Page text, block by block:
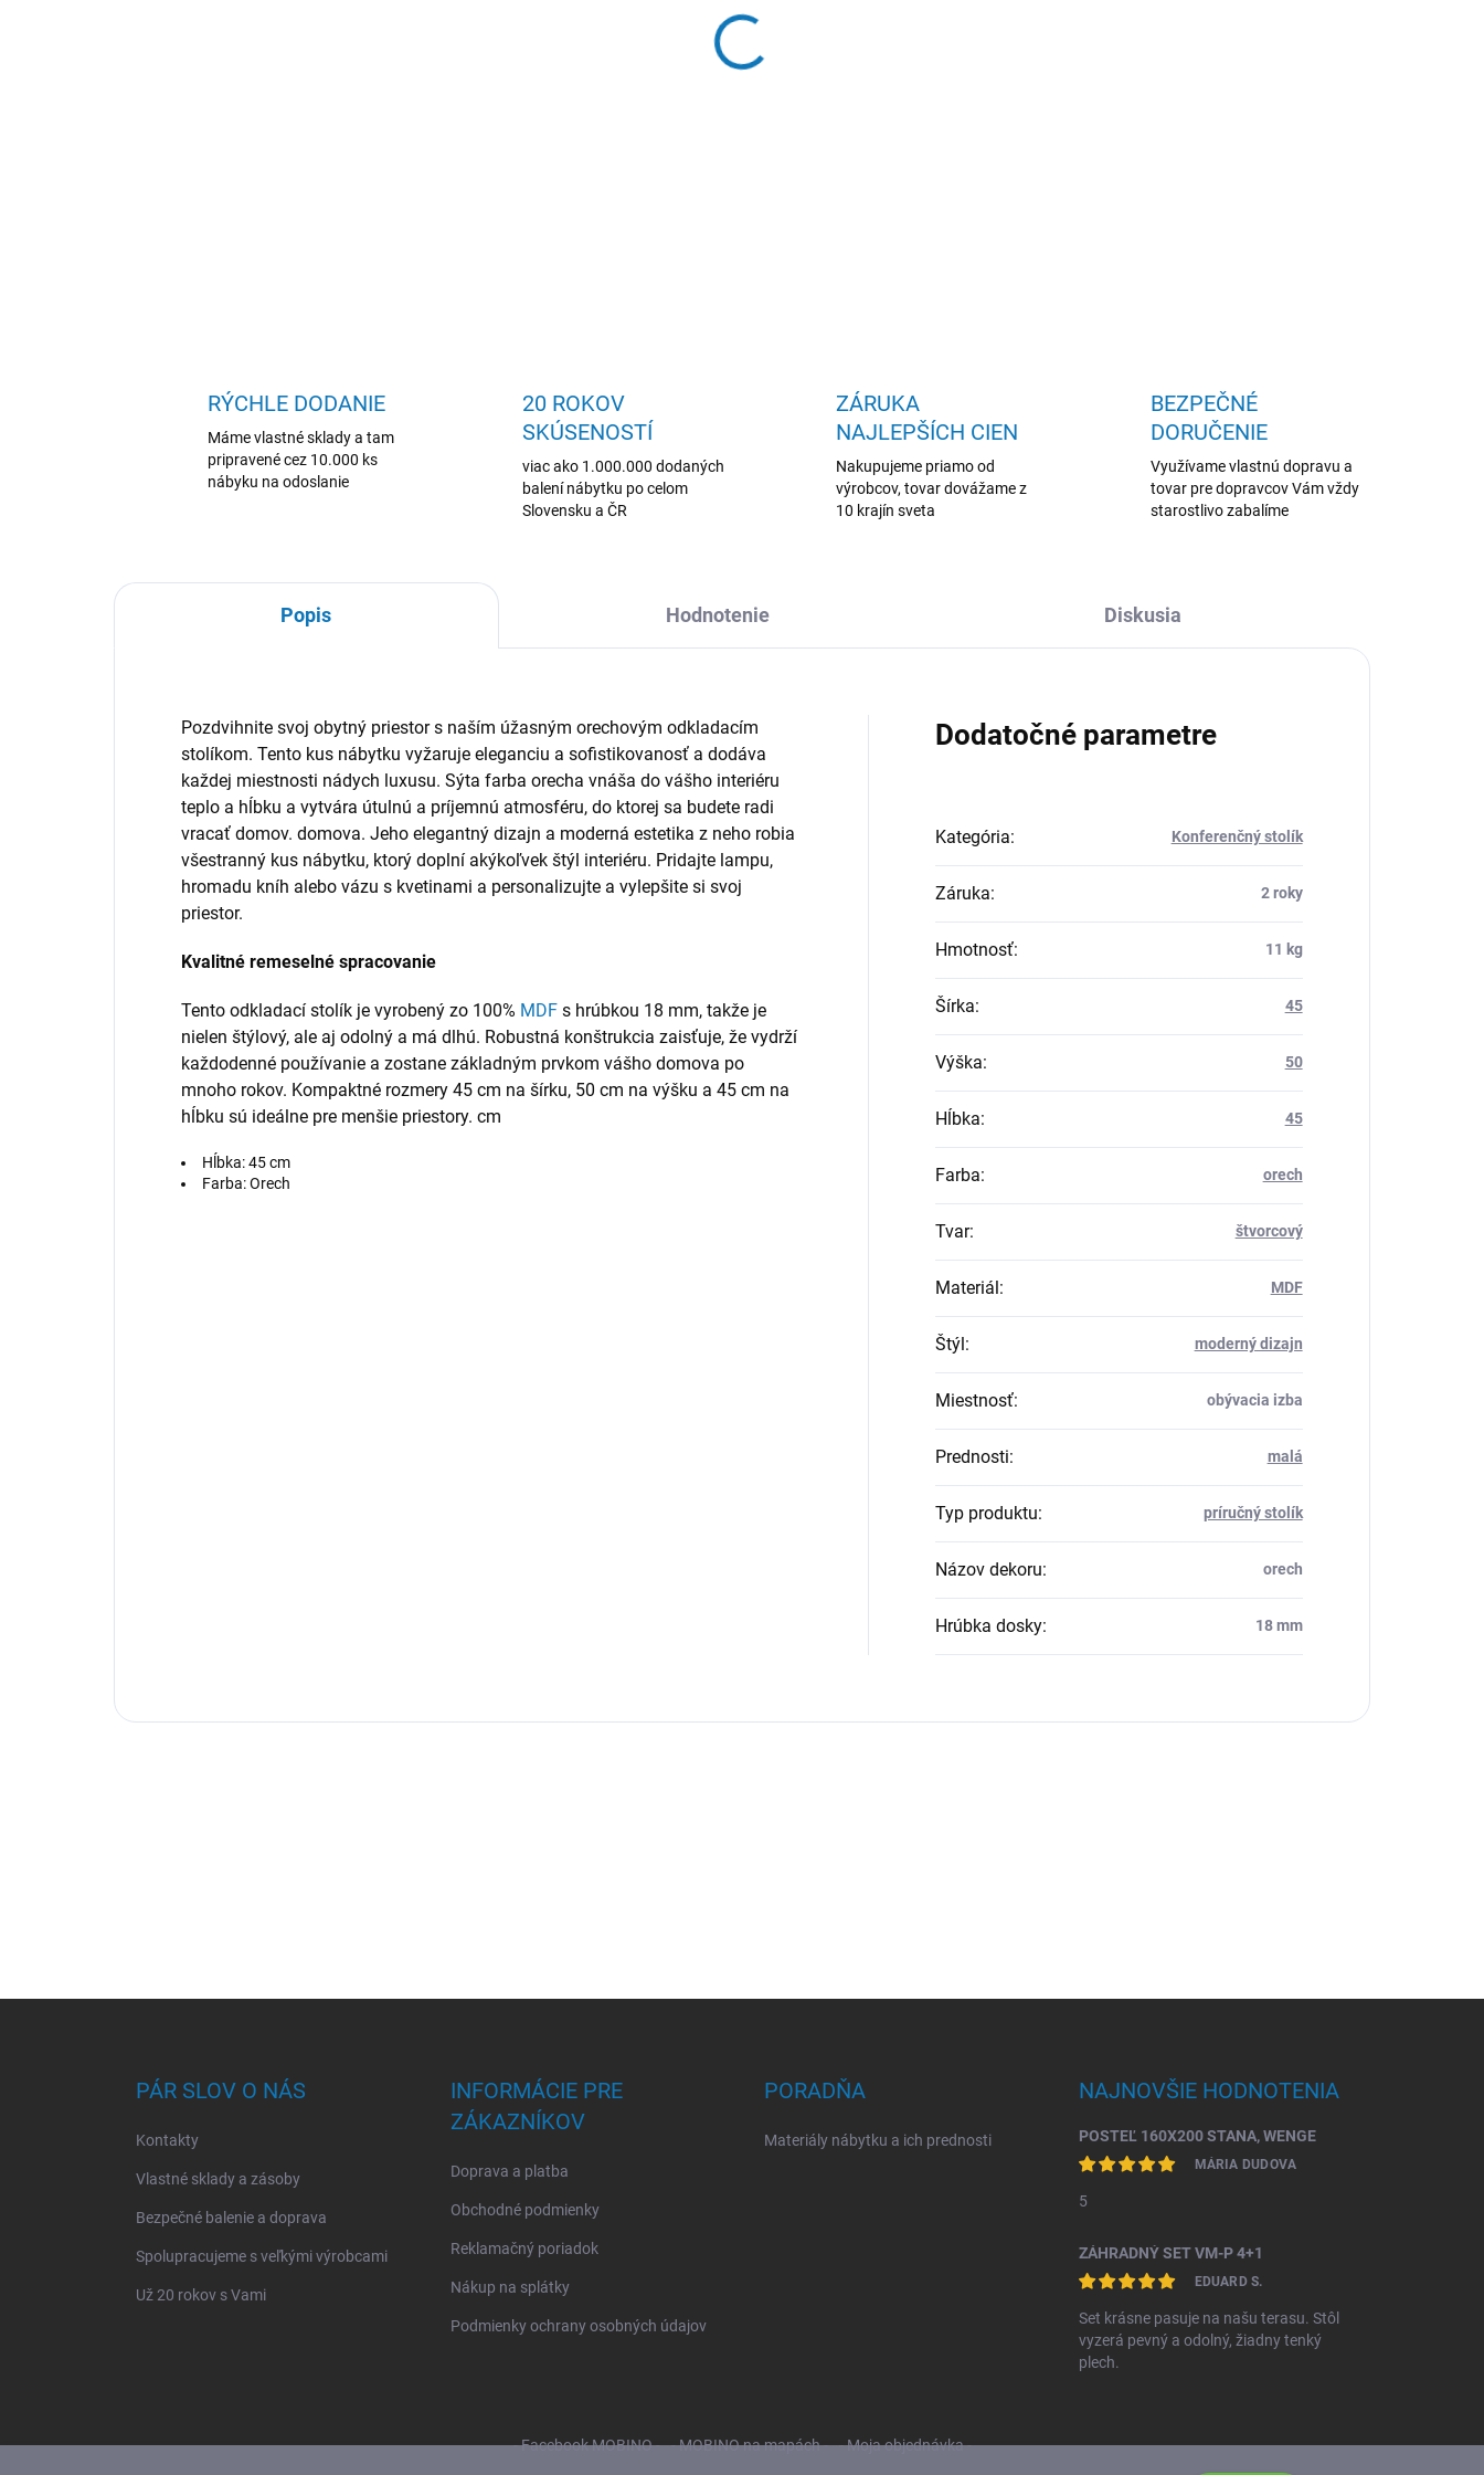
RÝCHLE DODANIE
Máme vlastné sklady a tam
pripravené cez 10.000 ks
nábyku na odoslanie
20 ROKOV
SKÚSENOSTÍ
viac ako 1.000.000 dodaných
balení nábytku po celom
Slovensku a ČR
ZÁRUKA
NAJLEPŠÍCH CIEN
Nakupujeme priamo od
výrobcov, tovar dovážame z
10 krajín sveta
BEZPEČNÉ
DORUČENIE
Využívame vlastnú dopravu a
tovar pre dopravcov Vám vždy
starostlivo zabalíme
Popis Hodnotenie Diskusia
Pozdvihnite svoj obytný priestor s naším úžasným orechovým odkladacím
stolíkom. Tento kus nábytku vyžaruje eleganciu a sofistikovanosť a dodáva
každej miestnosti nádych luxusu. Sýta farba orecha vnáša do vášho interiéru
teplo a hĺbku a vytvára útulnú a príjemnú atmosféru, do ktorej sa budete radi
vracať domov. domova. Jeho elegantný dizajn a moderná estetika z neho robia
všestranný kus nábytku, ktorý doplní akýkoľvek štýl interiéru. Pridajte lampu,
hromadu kníh alebo vázu s kvetinami a personalizujte a vylepšite si svoj
priestor.
Kvalitné remeselné spracovanie
Tento odkladací stolík je vyrobený zo 100% MDF s hrúbkou 18 mm, takže je
nielen štýlový, ale aj odolný a má dlhú. Robustná konštrukcia zaisťuje, že vydrží
každodenné používanie a zostane základným prvkom vášho domova po
mnoho rokov. Kompaktné rozmery 45 cm na šírku, 50 cm na výšku a 45 cm na
hĺbku sú ideálne pre menšie priestory. cm
Hĺbka: 45 cm
Farba: Orech
Dodatočné parametre
Kategória: Konferenčný stolík
Záruka: 2 roky
Hmotnosť: 11 kg
Šírka: 45
Výška: 50
Hĺbka: 45
Farba: orech
Tvar: štvorcový
Materiál : MDF
Štýl : moderný dizajn
Miestnosť: obývacia izba
Prednosti: malá
Typ produktu: príručný stolík
Názov dekoru: orech
Hrúbka dosky: 18 mm
PÁR SLOV O NÁS
Kontakty
Vlastné sklady a zásoby
Bezpečné balenie a doprava
Spolupracujeme s veľkými výrobcami
Už 20 rokov s Vami
INFORMÁCIE PRE
ZÁKAZNÍKOV
Doprava a platba
Obchodné podmienky
Reklamačný poriadok
Nákup na splátky
Podmienky ochrany osobných údajov
PORADŇA
Materiály nábytku a ich prednosti
NAJNOVŠIE HODNOTENIA
POSTEĽ 160X200 STANA, WENGE
MÁRIA DUDOVA
5
ZÁHRADNÝ SET VM-P 4+1
EDUARD S.
Set krásne pasuje na našu terasu. Stôl
vyzerá pevný a odolný, žiadny tenký
plech.
- Facebook MOBINO - - MOBINO na mapách - - Moja objednávka -